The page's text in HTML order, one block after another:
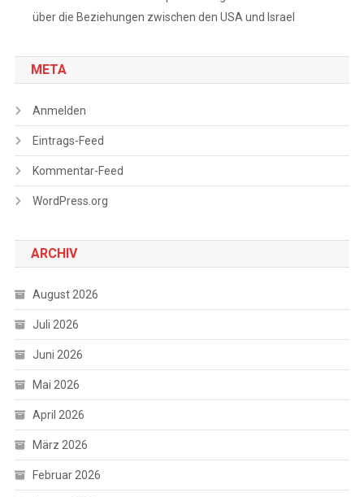
über die Beziehungen zwischen den USA und Israel
META
Anmelden
Eintrags-Feed
Kommentar-Feed
WordPress.org
ARCHIV
August 2026
Juli 2026
Juni 2026
Mai 2026
April 2026
März 2026
Februar 2026